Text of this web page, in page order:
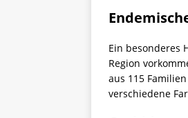
Ein besonderes
Region
aus 115
verschiedene